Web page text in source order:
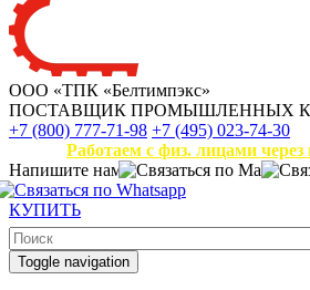
ООО «ТПК «Белтимпэкс»
ПОСТАВЩИК ПРОМЫШЛЕННЫХ
+7 (800) 777-71-98 +7 (495) 023-74-30
Работаем с физ. лицами
Напишите нам
КУПИТЬ
Toggle navigation